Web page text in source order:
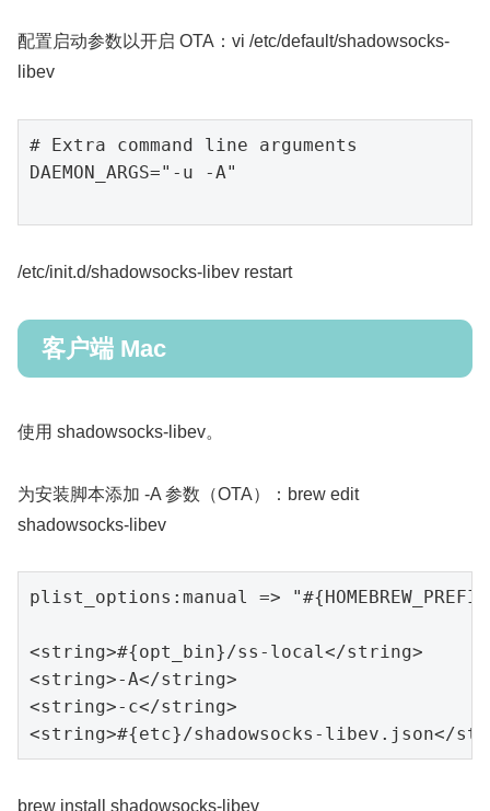
配置启动参数以开启 OTA：vi /etc/default/shadowsocks-
libev
# Extra command line arguments
DAEMON_ARGS="-u -A"
/etc/init.d/shadowsocks-libev restart
客户端 Mac
使用 shadowsocks-libev。
为安装脚本添加 -A 参数（OTA）：brew edit
shadowsocks-libev
plist_options:manual =>
<string>#{opt_bin}/ss-local</string>
<string>-A</string>
<string>-c</string>
<string>#{etc}/shadowsocks-libev.json</
brew install shadowsocks-libev